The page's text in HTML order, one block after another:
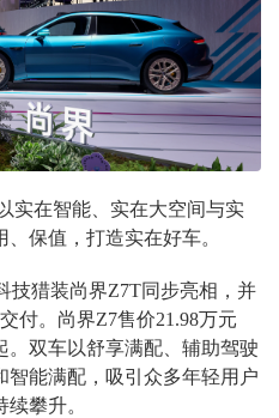
实在智能、实在大空间与实
保值，打造实在好车。
技猎装尚界Z7T同步亮相，并
付。尚界Z7售价21.98万元
。双车以舒享满配、辅助驾驶
能满配，吸引众多年轻用户
攀升。